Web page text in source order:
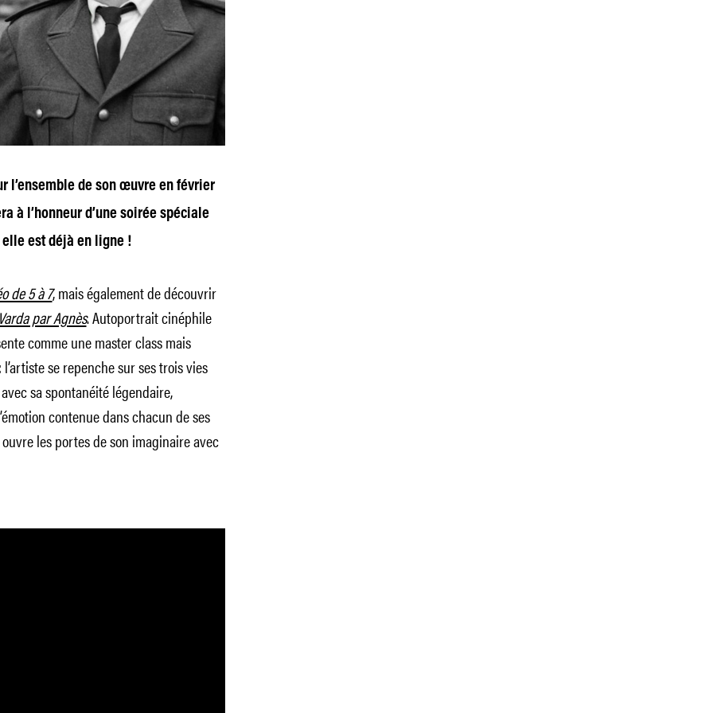
l’ensemble de son œuvre en février
à l’honneur d’une soirée spéciale
est déjà en ligne !
de 5 à 7, mais également de découvrir
par Agnès. Autoportrait cinéphile
comme une master class mais
se repenche sur ses trois vies
sa spontanéité légendaire,
contenue dans chacun de ses
les portes de son imaginaire avec